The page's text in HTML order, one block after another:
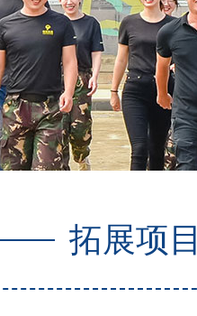
拓展项目